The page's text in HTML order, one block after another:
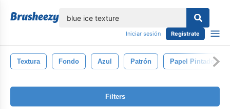
Iniciar sesión Regístrate
Textura Fondo Azul Patrón Papel Pintado
Filters